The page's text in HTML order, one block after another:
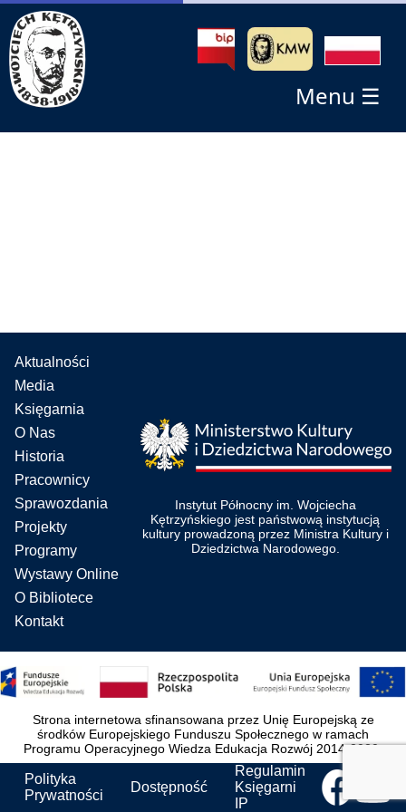
Menu ☰
Aktualności
Media
Księgarnia
O Nas
Historia
Pracownicy
Sprawozdania
Projekty
Programy
Wystawy Online
O Bibliotece
Kontakt
Instytut Północny im. Wojciecha
Kętrzyńskiego jest państwową instytucją
kultury prowadzoną przez Ministra Kultury i
Dziedzictwa Narodowego.
Strona internetowa sfinansowana przez Unię Europejską ze
środków Europejskiego Funduszu Społecznego w ramach
Programu Operacyjnego Wiedza Edukacja Rozwój 2014-2020.
Polityka
Prywatności
Dostępność
Regulamin
Księgarni
IP